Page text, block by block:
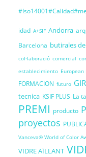
idad A+SIF Andorra
Barcelona butirales
col·laboració comercial
establecimiento
FORMACION futuro
tecnica KSIF PLUS La
PREMI producto
proyectos
Vanceva® World of Color
VIDRE AÏLLANT